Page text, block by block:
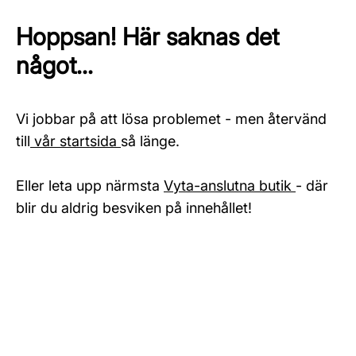
Hoppsan! Här saknas det
något...
Vi jobbar på att lösa problemet - men återvänd
till vår startsida så länge.
Eller leta upp närmsta Vyta-anslutna butik - där
blir du aldrig besviken på innehållet!